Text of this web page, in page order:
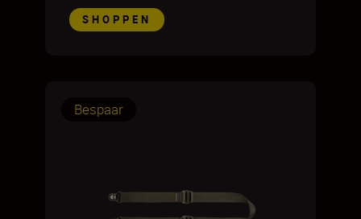
SHOPPEN
Bespaar